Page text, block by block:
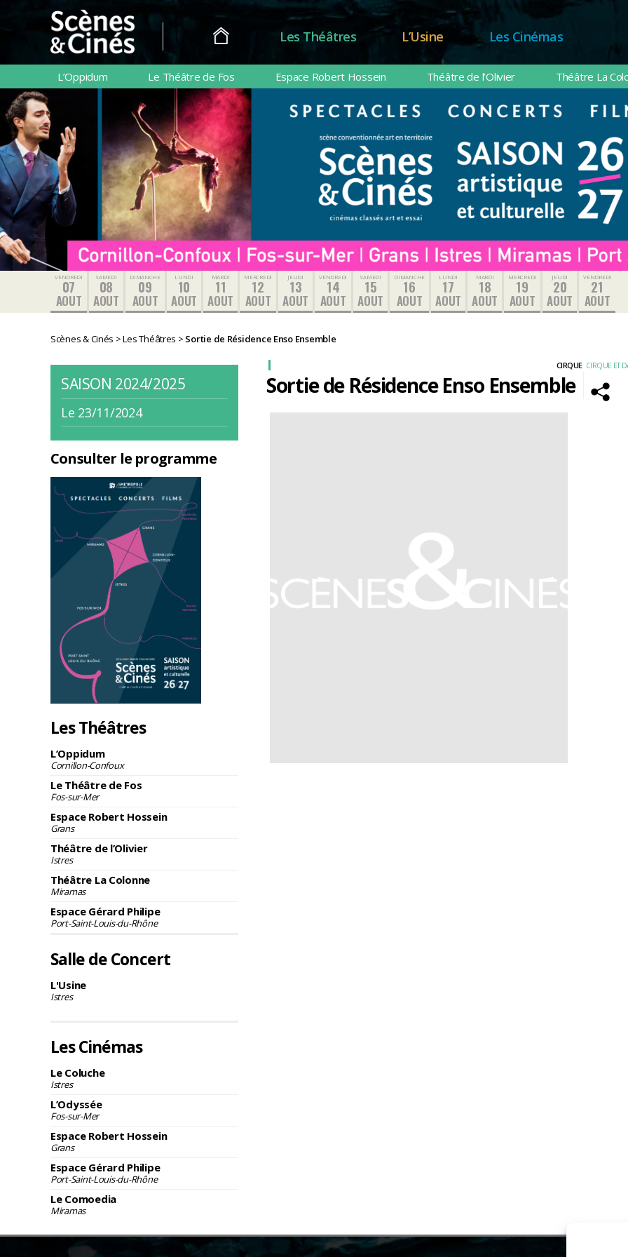
Scènes
&
Cinés
Les Théâtres L’Usine Les Cinémas
L’Oppidum Le Théâtre de Fos Espace Robert Hossein Théâtre de l’Olivier Théâtre La
VENDREDI
07
AOUT
SAMEDI
08
AOUT
DIMANCHE
09
AOUT
LUNDI
10
AOUT
MARDI
11
AOUT
MERCREDI
12
AOUT
JEUDI
13
AOUT
VENDREDI
14
AOUT
SAMEDI
15
AOUT
DIMANCHE
16
AOUT
LUNDI
17
AOUT
MARDI
18
AOUT
MERCREDI
19
AOUT
JEUDI
20
AOUT
VENDREDI
21
AOUT
Scènes & Cinés >Les Théâtres > Sortie de Résidence Enso Ensemble
SAISON 2024/2025
Le 23/11/2024
Consulter le programme
Les Théâtres
L’Oppidum
Cornillon-Confoux
Le Théâtre de Fos
Fos-sur-Mer
Espace Robert Hossein
Grans
Théâtre de l’Olivier
Istres
Théâtre La Colonne
Miramas
Espace Gérard Philipe
Port-Saint-Louis-du-Rhône
Salle de Concert
L'Usine
Istres
Les Cinémas
Le Coluche
Istres
L’Odyssée
Fos-sur-Mer
Espace Robert Hossein
Grans
Espace Gérard Philipe
Port-Saint-Louis-du-Rhône
Le Comoedia
Miramas
Sortie de Résidence Enso Ensemble
CIRQUE CIRQUE ET